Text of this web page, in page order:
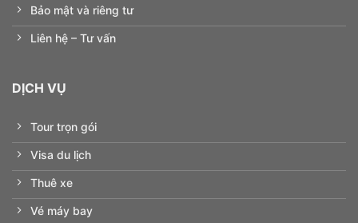
Bảo mật và riêng tư
Liên hệ – Tư vấn
DỊCH VỤ
Tour trọn gói
Visa du lịch
Thuê xe
Vé máy bay